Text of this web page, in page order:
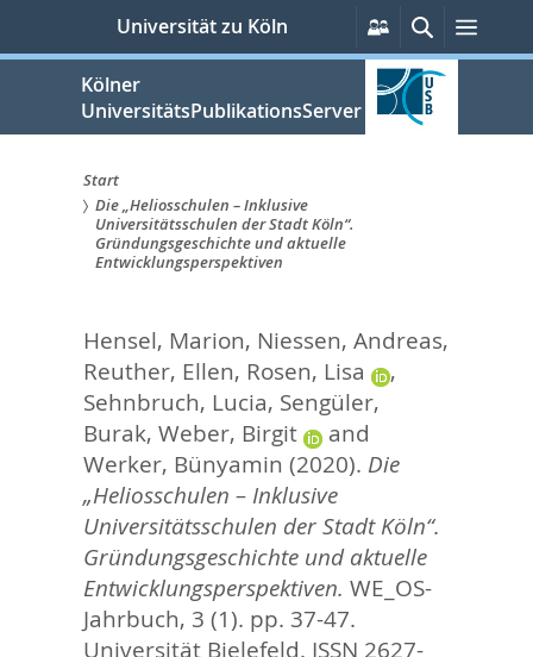
springen
Universität zu Köln
Persönliche
Services
Suche
Kölner
UniversitätsPublikationsServer
Sie
sind
Start
Die „Heliosschulen – Inklusive
Universitätsschulen der Stadt Köln“.
Gründungsgeschichte und aktuelle
Entwicklungsperspektiven
Hensel, Marion, Niessen, Andreas,
Reuther, Ellen, Rosen, Lisa
,
Sehnbruch, Lucia, Sengüler,
Burak, Weber, Birgit
and
Werker, Bünyamin (2020). Die
„Heliosschulen – Inklusive
Universitätsschulen der Stadt Köln“.
Gründungsgeschichte und aktuelle
Entwicklungsperspektiven. WE_OS-
Jahrbuch, 3 (1). pp. 37-47.
Universität Bielefeld. ISSN 2627-